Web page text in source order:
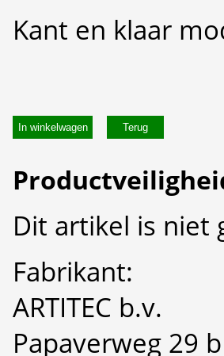
Kant en klaar
In winkelwagen
Dit artikel is niet
Fabrikant:
ARTITEC b.v.
Papaverweg 29 b